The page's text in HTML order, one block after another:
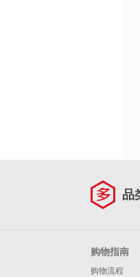
品
购物指南
购物流程